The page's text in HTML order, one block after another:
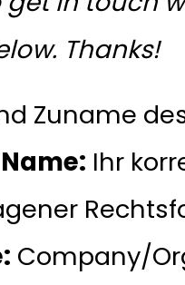
Thanks!
Zuname des
Ihr
Company/